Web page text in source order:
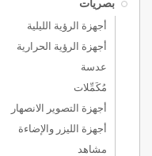
بصريات
أجهزة الرؤية الليلية
أجهزة الرؤية الحرارية
عدسة
مُكَمِّلات
أجهزة التصوير الانصهار
أجهزة الليزر والإضاءة
مشاهد